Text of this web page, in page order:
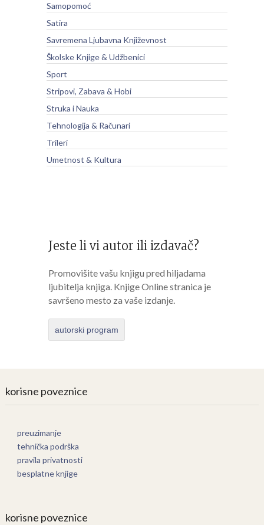
Samopomoć
Satira
Savremena Ljubavna Književnost
Školske Knjige & Udžbenici
Sport
Stripovi, Zabava & Hobi
Struka i Nauka
Tehnologija & Računari
Trileri
Umetnost & Kultura
Jeste li vi autor ili izdavač?
Promovišite vašu knjigu pred hiljadama
ljubitelja knjiga. Knjige Online stranica je
savršeno mesto za vaše izdanje.
autorski program
korisne poveznice
preuzimanje
tehnička podrška
pravila privatnosti
besplatne knjige
korisne poveznice